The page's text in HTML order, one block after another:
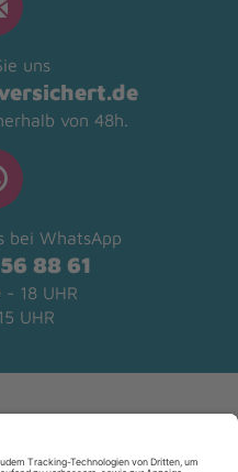
uns
von 48h.
bei WhatsApp
88 61
18 UHR
UHR